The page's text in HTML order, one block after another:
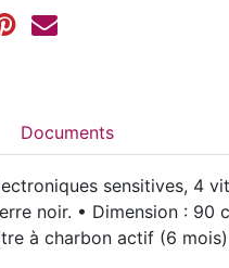
Documents
sensitives, 4
noir. • Dimension : 90
à charbon actif (6